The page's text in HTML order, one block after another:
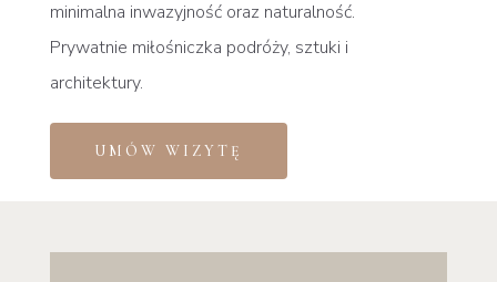
minimalna inwazyjność oraz naturalność.
Prywatnie miłośniczka podróży, sztuki i
architektury.
UMÓW WIZYTĘ